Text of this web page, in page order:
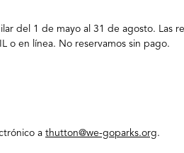
del 1 de mayo al 31 de agosto. Las
o en línea. No reservamos sin pago.​
a thutton@we-goparks.org.